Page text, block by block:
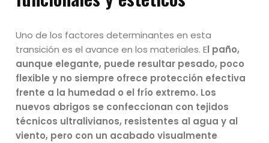
Uno de los factores determinantes en esta
transición es el avance en los materiales. El paño,
aunque elegante, puede resultar pesado, poco
flexible y no siempre ofrece protección efectiva
frente a la humedad o el frío extremo. Los
nuevos abrigos se confeccionan con tejidos
técnicos ultralivianos, resistentes al agua y al
viento, pero con un acabado visualmente